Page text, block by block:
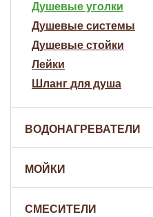
Душевые уголки
Душевые системы
Душевые стойки
Лейки
Шланг для душа
ВОДОНАГРЕВАТЕЛИ
МОЙКИ
СМЕСИТЕЛИ